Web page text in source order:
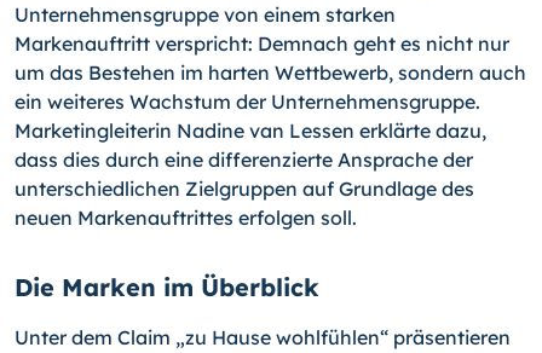
Unternehmensgruppe von einem starken
Markenauftritt verspricht: Demnach geht es nicht nur
um das Bestehen im harten Wettbewerb, sondern auch
ein weiteres Wachstum der Unternehmensgruppe.
Marketingleiterin Nadine van Lessen erklärte dazu,
dass dies durch eine differenzierte Ansprache der
unterschiedlichen Zielgruppen auf Grundlage des
neuen Markenauftrittes erfolgen soll.
Die Marken im Überblick
Unter dem Claim „zu Hause wohlfühlen“ präsentieren